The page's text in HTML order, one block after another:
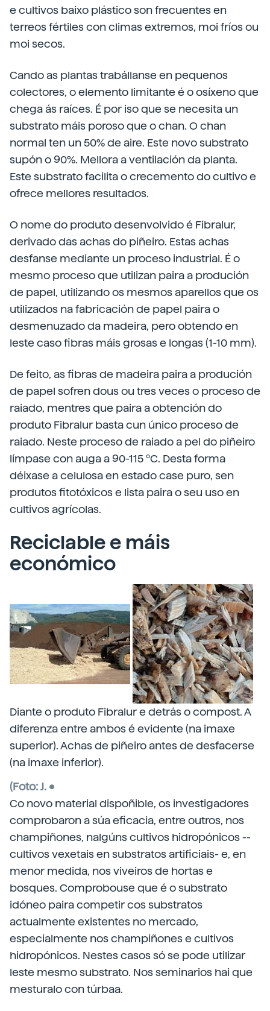
e cultivos baixo plástico son frecuentes en
terreos fértiles con climas extremos, moi fríos ou
moi secos.
Cando as plantas trabállanse en pequenos
colectores, o elemento limitante é o osíxeno que
chega ás raíces. É por iso que se necesita un
substrato máis poroso que o chan. O chan
normal ten un 50% de aire. Este novo substrato
supón o 90%. Mellora a ventilación da planta.
Este substrato facilita o crecemento do cultivo e
ofrece mellores resultados.
O nome do produto desenvolvido é Fibralur,
derivado das achas do piñeiro. Estas achas
desfanse mediante un proceso industrial. É o
mesmo proceso que utilizan paira a produción
de papel, utilizando os mesmos aparellos que os
utilizados na fabricación de papel paira o
desmenuzado da madeira, pero obtendo en
leste caso fibras máis grosas e longas (1-10 mm).
De feito, as fibras de madeira paira a produción
de papel sofren dous ou tres veces o proceso de
raiado, mentres que paira a obtención do
produto Fibralur basta cun único proceso de
raiado. Neste proceso de raiado a pel do piñeiro
límpase con auga a 90-115 ºC. Desta forma
déixase a celulosa en estado case puro, sen
produtos fitotóxicos e lista paira o seu uso en
cultivos agrícolas.
Reciclable e máis
económico
Diante o produto Fibralur e detrás o compost. A
diferenza entre ambos é evidente (na imaxe
superior). Achas de piñeiro antes de desfacerse
(na imaxe inferior).
(Foto: J. •
Co novo material dispoñible, os investigadores
comprobaron a súa eficacia, entre outros, nos
champiñones, nalgúns cultivos hidropónicos --
cultivos vexetais en substratos artificiais- e, en
menor medida, nos viveiros de hortas e
bosques. Comprobouse que é o substrato
idóneo paira competir cos substratos
actualmente existentes no mercado,
especialmente nos champiñones e cultivos
hidropónicos. Nestes casos só se pode utilizar
leste mesmo substrato. Nos seminarios hai que
mesturalo con túrbaa.